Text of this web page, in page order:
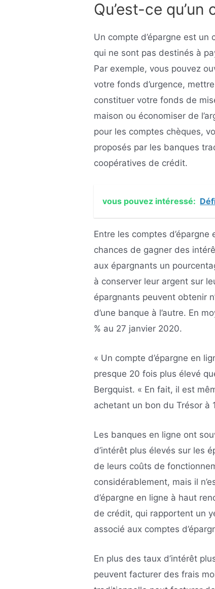
Qu’est-ce qu’un
Un compte d’épargne est
qui ne sont pas destinés à
Par exemple, vous pouvez
votre fonds d’urgence,
constituer votre fonds de
maison ou économiser de
pour les comptes chèques,
proposés par les banques
coopératives de crédit.
vous pouvez intéressé:
Entre les comptes
chances de gagner des
aux épargnants un
à conserver leur argent sur
épargnants peuvent obtenir
d’une banque à l’autre. En
% au 27 janvier 2020.
« Un compte d’épargne en
presque 20 fois plus élevé
Bergquist. « En fait, il est
achetant un bon du Trésor à
Les banques en ligne ont
d’intérêt plus élevés sur les
de leurs coûts de
considérablement, mais il
d’épargne en ligne à haut
de crédit, qui rapportent un
associé aux comptes
En plus des taux d’intérêt
peuvent facturer des frais